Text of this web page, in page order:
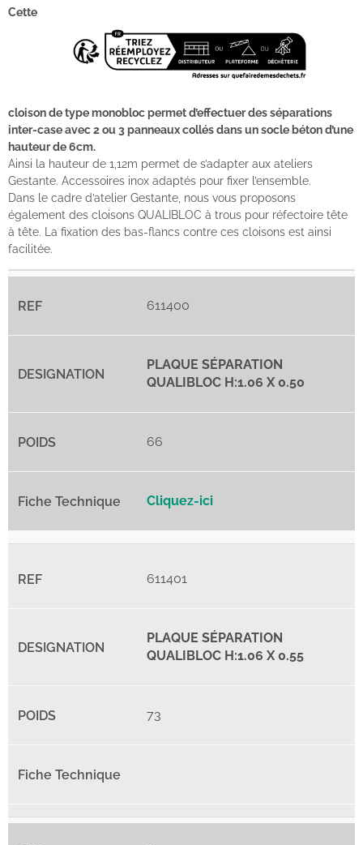
Cette
cloison de type monobloc permet d’effectuer des séparations
inter-case avec 2 ou 3 panneaux collés dans un socle béton d’une
hauteur de 6cm.
Ainsi la hauteur de 1,12m permet de s’adapter aux ateliers
Gestante. Accessoires inox adaptés pour fixer l’ensemble.
Dans le cadre d’atelier Gestante, nous vous proposons
également des cloisons QUALIBLOC à trous pour réfectoire tête
à tête. La fixation des bas-flancs contre ces cloisons est ainsi
facilitée.
611400
PLAQUE SÉPARATION
QUALIBLOC H:1.06 X 0.50
66
Cliquez-ici
611401
PLAQUE SÉPARATION
QUALIBLOC H:1.06 X 0.55
73